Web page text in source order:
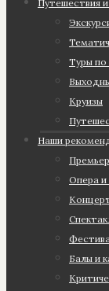
Путешествия
Туры по
Круизы
Наши
Опера и
Балы и